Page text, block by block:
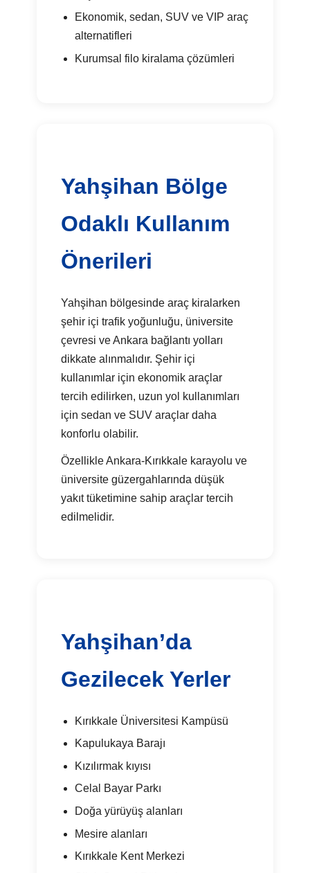
Ekonomik, sedan, SUV ve VIP araç
alternatifleri
Kurumsal filo kiralama çözümleri
Yahşihan Bölge
Odaklı Kullanım
Önerileri
Yahşihan bölgesinde araç kiralarken
şehir içi trafik yoğunluğu, üniversite
çevresi ve Ankara bağlantı yolları
dikkate alınmalıdır. Şehir içi
kullanımlar için ekonomik araçlar
tercih edilirken, uzun yol kullanımları
için sedan ve SUV araçlar daha
konforlu olabilir.
Özellikle Ankara-Kırıkkale karayolu ve
üniversite güzergahlarında düşük
yakıt tüketimine sahip araçlar tercih
edilmelidir.
Yahşihan’da
Gezilecek Yerler
Kırıkkale Üniversitesi Kampüsü
Kapulukaya Barajı
Kızılırmak kıyısı
Celal Bayar Parkı
Doğa yürüyüş alanları
Mesire alanları
Kırıkkale Kent Merkezi